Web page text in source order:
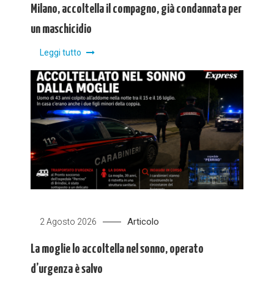
Milano, accoltella il compagno, già condannata per
un maschicidio
Leggi tutto
2 Agosto 2026 Articolo
La moglie lo accoltella nel sonno, operato
d’urgenza è salvo